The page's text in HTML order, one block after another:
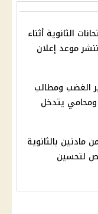
الثانوية أثناء
موعد إعلان
الغضب ومطالب
ومحامي يتدخل
مادتين بالثانوية
لتحسين